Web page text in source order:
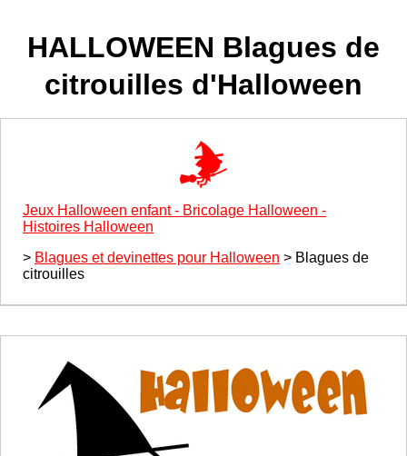
HALLOWEEN Blagues de
citrouilles d'Halloween
Jeux Halloween enfant - Bricolage Halloween -
Histoires Halloween
> Blagues et devinettes pour Halloween > Blagues de
citrouilles